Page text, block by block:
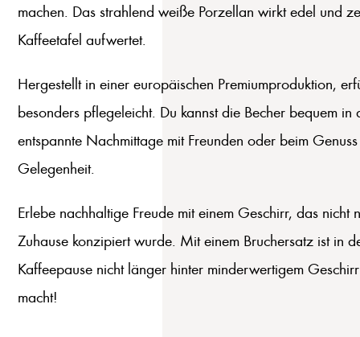
machen. Das strahlend weiße Porzellan wirkt edel und
Kaffeetafel aufwertet.
Hergestellt in einer europäischen Premiumproduktion,
besonders pflegeleicht. Du kannst die Becher bequem
entspannte Nachmittage mit Freunden oder beim
Gelegenheit.
Erlebe nachhaltige Freude mit einem Geschirr, das
Zuhause konzipiert wurde. Mit einem Bruchersatz ist in
Kaffeepause nicht länger hinter minderwertigem
macht!